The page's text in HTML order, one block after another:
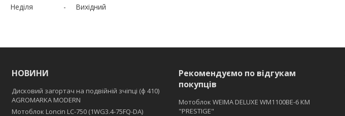
Неділя
Вихідний
НОВИНИ
Дисковий загортач на подвійній зчіпці (ф 410)
АGROMARKA MODERN
Мотоблок Loncin LC-750 (1WG3.4-75FQ-DA)
Рекомендуємо по відгукам
покупців
Мотоблок WEIMA DELUXE WM1100BE-6 КМ
"PRESTIGE"